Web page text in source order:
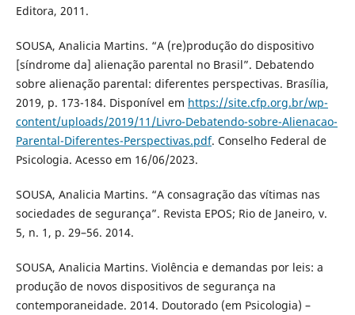
Editora, 2011.
SOUSA, Analicia Martins. “A (re)produção do dispositivo
[síndrome da] alienação parental no Brasil”. Debatendo
sobre alienação parental: diferentes perspectivas. Brasília,
2019, p. 173-184. Disponível em https://site.cfp.org.br/wp-
content/uploads/2019/11/Livro-Debatendo-sobre-Alienacao-
Parental-Diferentes-Perspectivas.pdf. Conselho Federal de
Psicologia. Acesso em 16/06/2023.
SOUSA, Analicia Martins. “A consagração das vítimas nas
sociedades de segurança”. Revista EPOS; Rio de Janeiro, v.
5, n. 1, p. 29–56. 2014.
SOUSA, Analicia Martins. Violência e demandas por leis: a
produção de novos dispositivos de segurança na
contemporaneidade. 2014. Doutorado (em Psicologia) –